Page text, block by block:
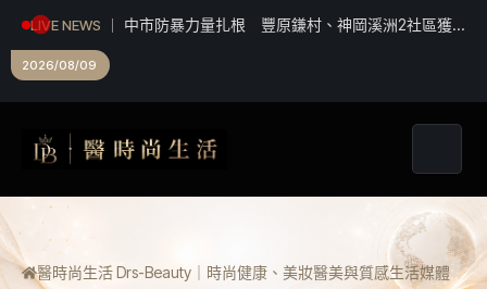
LIVE NEWS
中市防暴力量扎根 豐原鎌村、神岡溪洲2社區獲
2026/08/09
醫時尚生活 Drs-Beauty｜時尚健康、美妝醫美與質感生活媒體